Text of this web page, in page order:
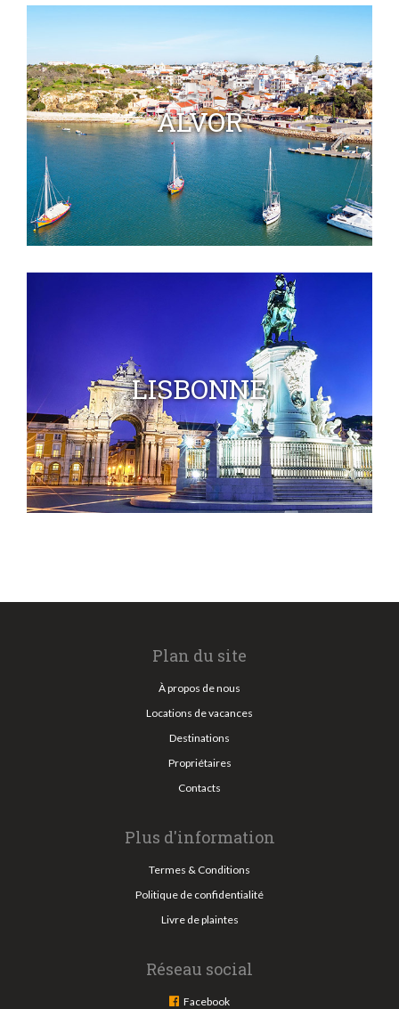
ALVOR
LISBONNE
Plan du site
À propos de nous
Locations de vacances
Destinations
Propriétaires
Contacts
Plus d'information
Termes & Conditions
Politique de confidentialité
Livre de plaintes
Réseau social
Facebook